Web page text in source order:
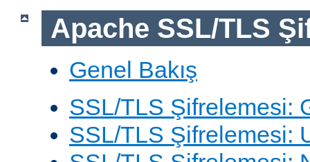
Apache SSL/TLS
Genel Bakış
SSL/TLS Şifrelemesi:
SSL/TLS Şifrelemesi: